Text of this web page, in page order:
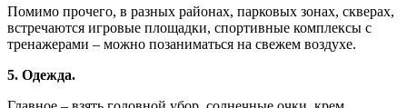
Помимо прочего, в разных районах, парковых зонах, скверах,
встречаются игровые площадки, спортивные комплексы с
тренажерами – можно позаниматься на свежем воздухе.
5. Одежда.